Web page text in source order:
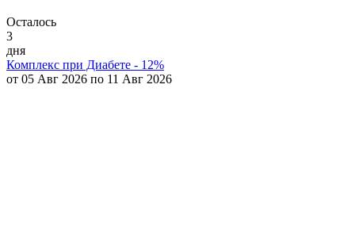
Осталось
3
дня
Комплекс при Диабете - 12%
от 05 Авг 2026 по 11 Авг 2026